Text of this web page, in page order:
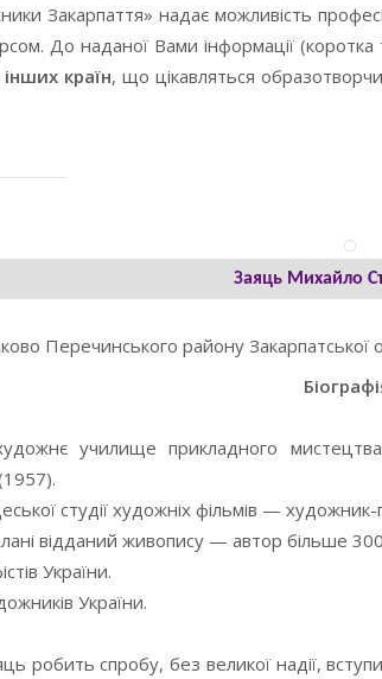
Закарпаття» надає можливість
До наданої Вами інформації (коротка
країн, що цікавляться
Заяць Михайло
Перечинського району Закарпатської
училище прикладного
студії художніх фільмів —
відданий живопису — автор більше
України.
України.
робить спробу, без великої надії,